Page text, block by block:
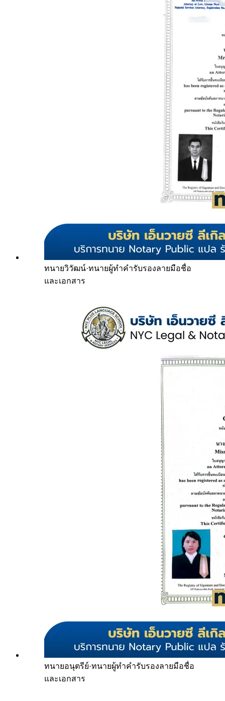
ทนายวิวัฒน์·ทนายผู้ทำคำรับรองลายมือชื่อ
และเอกสาร
ทนายอนุตรีย์·ทนายผู้ทำคำรับรองลายมือชื่อ
และเอกสาร